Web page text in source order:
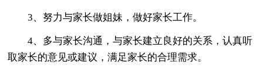
3、努力与家长做姐妹，做好家长工作。
4、多与家长沟通，与家长建立良好的关系，认真听
取家长的意见或建议，满足家长的合理需求。